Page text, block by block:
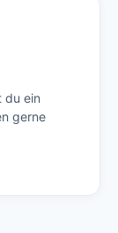
du ein
gerne